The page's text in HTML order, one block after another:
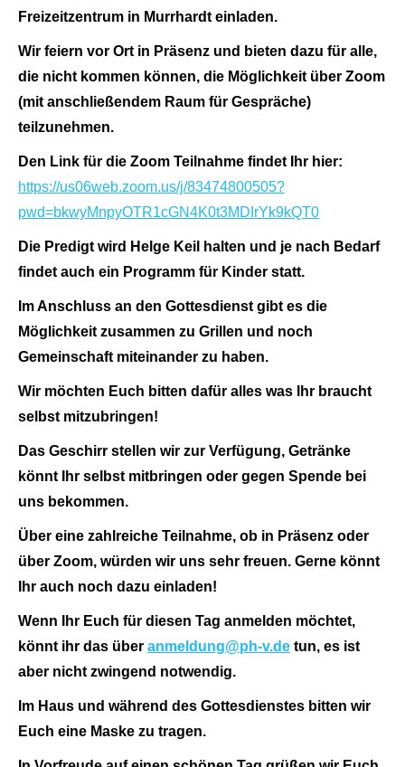
Freizeitzentrum in Murrhardt einladen.
Wir feiern vor Ort in Präsenz und bieten dazu für alle,
die nicht kommen können, die Möglichkeit über Zoom
(mit anschließendem Raum für Gespräche)
teilzunehmen.
Den Link für die Zoom Teilnahme findet Ihr hier:
https://us06web.zoom.us/j/83474800505?
pwd=bkwyMnpyOTR1cGN4K0t3MDIrYk9kQT0
Die Predigt wird Helge Keil halten und je nach Bedarf
findet auch ein Programm für Kinder statt.
Im Anschluss an den Gottesdienst gibt es die
Möglichkeit zusammen zu Grillen und noch
Gemeinschaft miteinander zu haben.
Wir möchten Euch bitten dafür alles was Ihr braucht
selbst mitzubringen!
Das Geschirr stellen wir zur Verfügung, Getränke
könnt Ihr selbst mitbringen oder gegen Spende bei
uns bekommen.
Über eine zahlreiche Teilnahme, ob in Präsenz oder
über Zoom, würden wir uns sehr freuen. Gerne könnt
Ihr auch noch dazu einladen!
Wenn Ihr Euch für diesen Tag anmelden möchtet,
könnt ihr das über anmeldung@ph-v.de tun, es ist
aber nicht zwingend notwendig.
Im Haus und während des Gottesdienstes bitten wir
Euch eine Maske zu tragen.